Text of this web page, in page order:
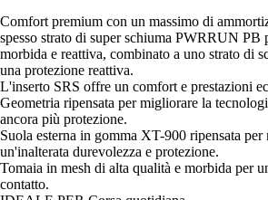
Comfort premium con un massimo di
spesso strato di super schiuma PWRRUN PB
morbida e reattiva, combinato a uno strato di
una protezione reattiva.
L'inserto SRS offre un comfort e prestazioni
Geometria ripensata per migliorare la
ancora più protezione.
Suola esterna in gomma XT-900 ripensata
un'inalterata durevolezza e protezione.
Tomaia in mesh di alta qualità e morbida per
contatto.